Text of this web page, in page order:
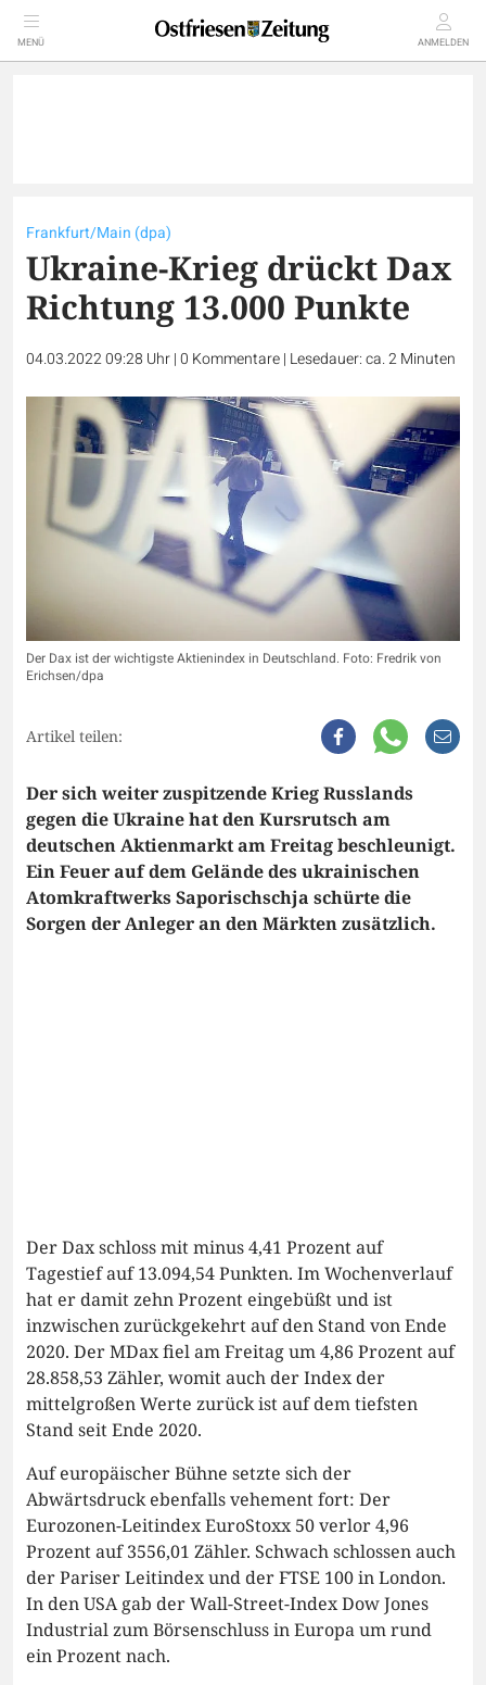
MENÜ ANMELDEN
Frankfurt/Main (dpa)
Ukraine-Krieg drückt Dax
Richtung 13.000 Punkte
04.03.2022 09:28 Uhr|0 Kommentare| Lesedauer: ca. 2 Minuten
Der Dax ist der wichtigste Aktienindex in Deutschland. Foto: Fredrik von
Erichsen/dpa
Artikel teilen:
Der sich weiter zuspitzende Krieg Russlands
gegen die Ukraine hat den Kursrutsch am
deutschen Aktienmarkt am Freitag beschleunigt.
Ein Feuer auf dem Gelände des ukrainischen
Atomkraftwerks Saporischschja schürte die
Sorgen der Anleger an den Märkten zusätzlich.
Der Dax schloss mit minus 4,41 Prozent auf
Tagestief auf 13.094,54 Punkten. Im Wochenverlauf
hat er damit zehn Prozent eingebüßt und ist
inzwischen zurückgekehrt auf den Stand von Ende
2020. Der MDax fiel am Freitag um 4,86 Prozent auf
28.858,53 Zähler, womit auch der Index der
mittelgroßen Werte zurück ist auf dem tiefsten
Stand seit Ende 2020.
Auf europäischer Bühne setzte sich der
Abwärtsdruck ebenfalls vehement fort: Der
Eurozonen-Leitindex EuroStoxx 50 verlor 4,96
Prozent auf 3556,01 Zähler. Schwach schlossen auch
der Pariser Leitindex und der FTSE 100 in London.
In den USA gab der Wall-Street-Index Dow Jones
Industrial zum Börsenschluss in Europa um rund
ein Prozent nach.